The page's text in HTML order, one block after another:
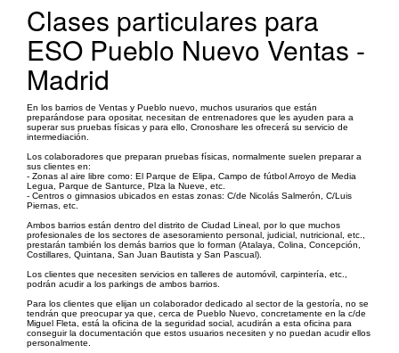
Clases particulares para
ESO Pueblo Nuevo Ventas -
Madrid
En los barrios de Ventas y Pueblo nuevo, muchos usurarios que están
preparándose para opositar, necesitan de entrenadores que les ayuden para a
superar sus pruebas físicas y para ello, Cronoshare les ofrecerá su servicio de
intermediación.
Los colaboradores que preparan pruebas físicas, normalmente suelen preparar a
sus clientes en:
- Zonas al aire libre como: El Parque de Elipa, Campo de fútbol Arroyo de Media
Legua, Parque de Santurce, Plza la Nueve, etc.
- Centros o gimnasios ubicados en estas zonas: C/de Nicolás Salmerón, C/Luis
Piernas, etc.
Ambos barrios están dentro del distrito de Ciudad Lineal, por lo que muchos
profesionales de los sectores de asesoramiento personal, judicial, nutricional, etc.,
prestarán también los demás barrios que lo forman (Atalaya, Colina, Concepción,
Costillares, Quintana, San Juan Bautista y San Pascual).
Los clientes que necesiten servicios en talleres de automóvil, carpintería, etc.,
podrán acudir a los parkings de ambos barrios.
Para los clientes que elijan un colaborador dedicado al sector de la gestoría, no se
tendrán que preocupar ya que, cerca de Pueblo Nuevo, concretamente en la c/de
Miguel Fleta, está la oficina de la seguridad social, acudirán a esta oficina para
conseguir la documentación que estos usuarios necesiten y no puedan acudir ellos
personalmente.